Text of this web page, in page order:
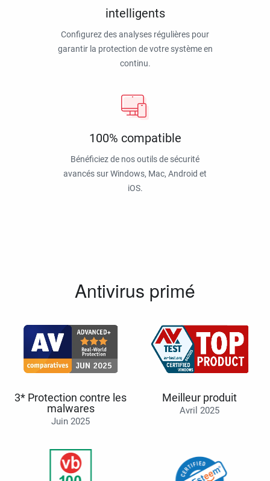
intelligents
Configurez des analyses régulières pour
garantir la protection de votre système en
continu.
100% compatible
Bénéficiez de nos outils de sécurité
avancés sur Windows, Mac, Android et
iOS.
Antivirus primé
3* Protection contre les
malwares
Juin 2025
Meilleur produit
Avril 2025